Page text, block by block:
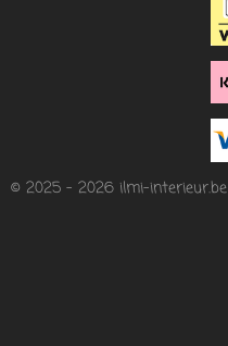
© 2025 - 2026 ilmi-interieur.be